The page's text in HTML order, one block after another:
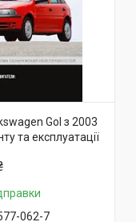
Gol з 2003
та експлуатації
062-7